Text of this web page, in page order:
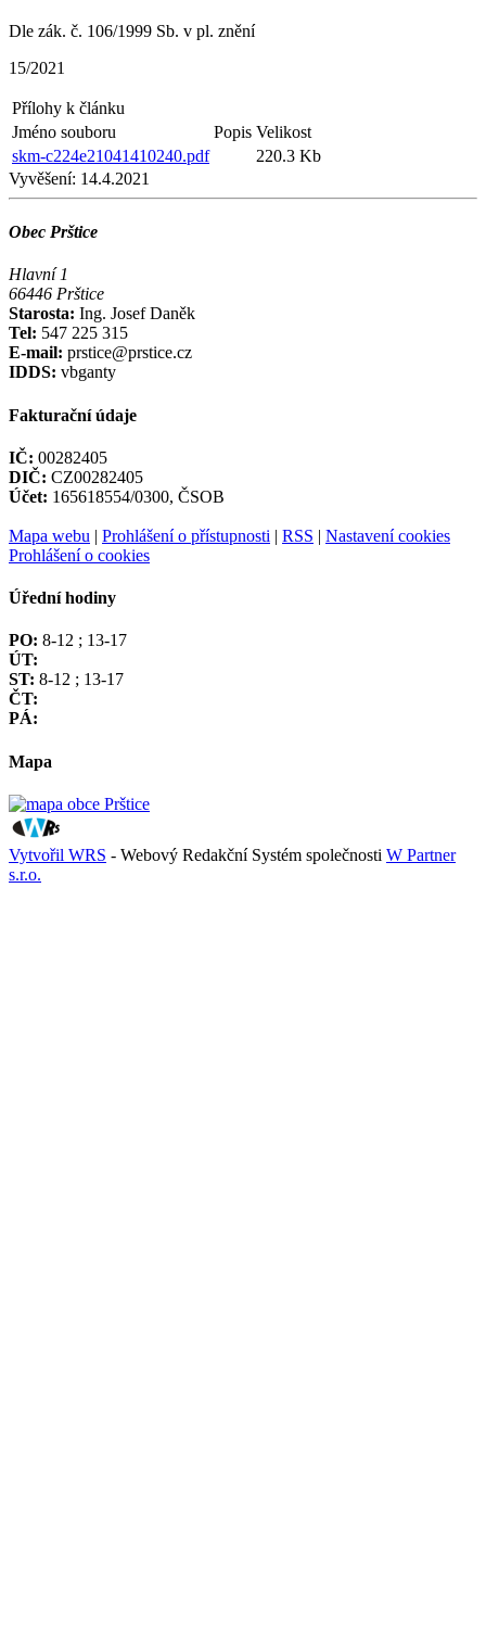
Dle zák. č. 106/1999 Sb. v pl. znění
15/2021
Přílohy k článku
Jméno souboru
Popis Velikost
skm-c224e21041410240.pdf
220.3 Kb
Vyvěšení: 14.4.2021
Obec Prštice
Hlavní 1
66446 Prštice
Starosta: Ing. Josef Daněk
Tel: 547 225 315
E-mail: prstice@prstice.cz
IDDS: vbganty
Fakturační údaje
IČ: 00282405
DIČ: CZ00282405
Účet: 165618554/0300, ČSOB
Mapa webu | Prohlášení o přístupnosti | RSS | Nastavení cookies
Prohlášení o cookies
Úřední hodiny
PO: 8-12 ; 13-17
ÚT:
ST: 8-12 ; 13-17
ČT:
PÁ:
Mapa
Vytvořil WRS - Webový Redakční Systém společnosti W Partner
s.r.o.